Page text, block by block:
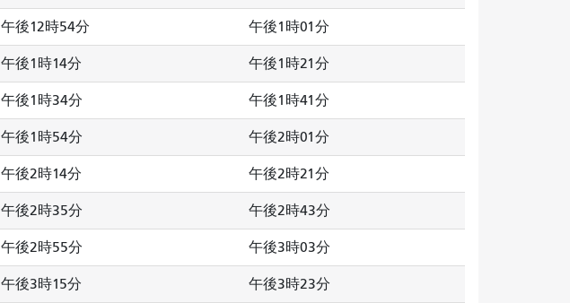
午後12時54分 午後1時01分
午後1時14分 午後1時21分
午後1時34分 午後1時41分
午後1時54分 午後2時01分
午後2時14分 午後2時21分
午後2時35分 午後2時43分
午後2時55分 午後3時03分
午後3時15分 午後3時23分